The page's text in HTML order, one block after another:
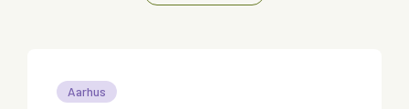
Aarhus